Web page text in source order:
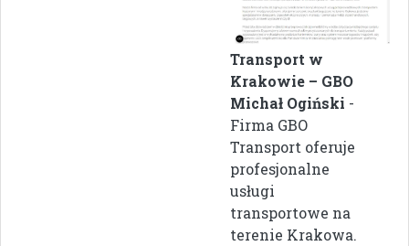
Transport w
Krakowie – GBO
Michał Ogiński -
Firma GBO
Transport oferuje
profesjonalne
usługi
transportowe na
terenie Krakowa.